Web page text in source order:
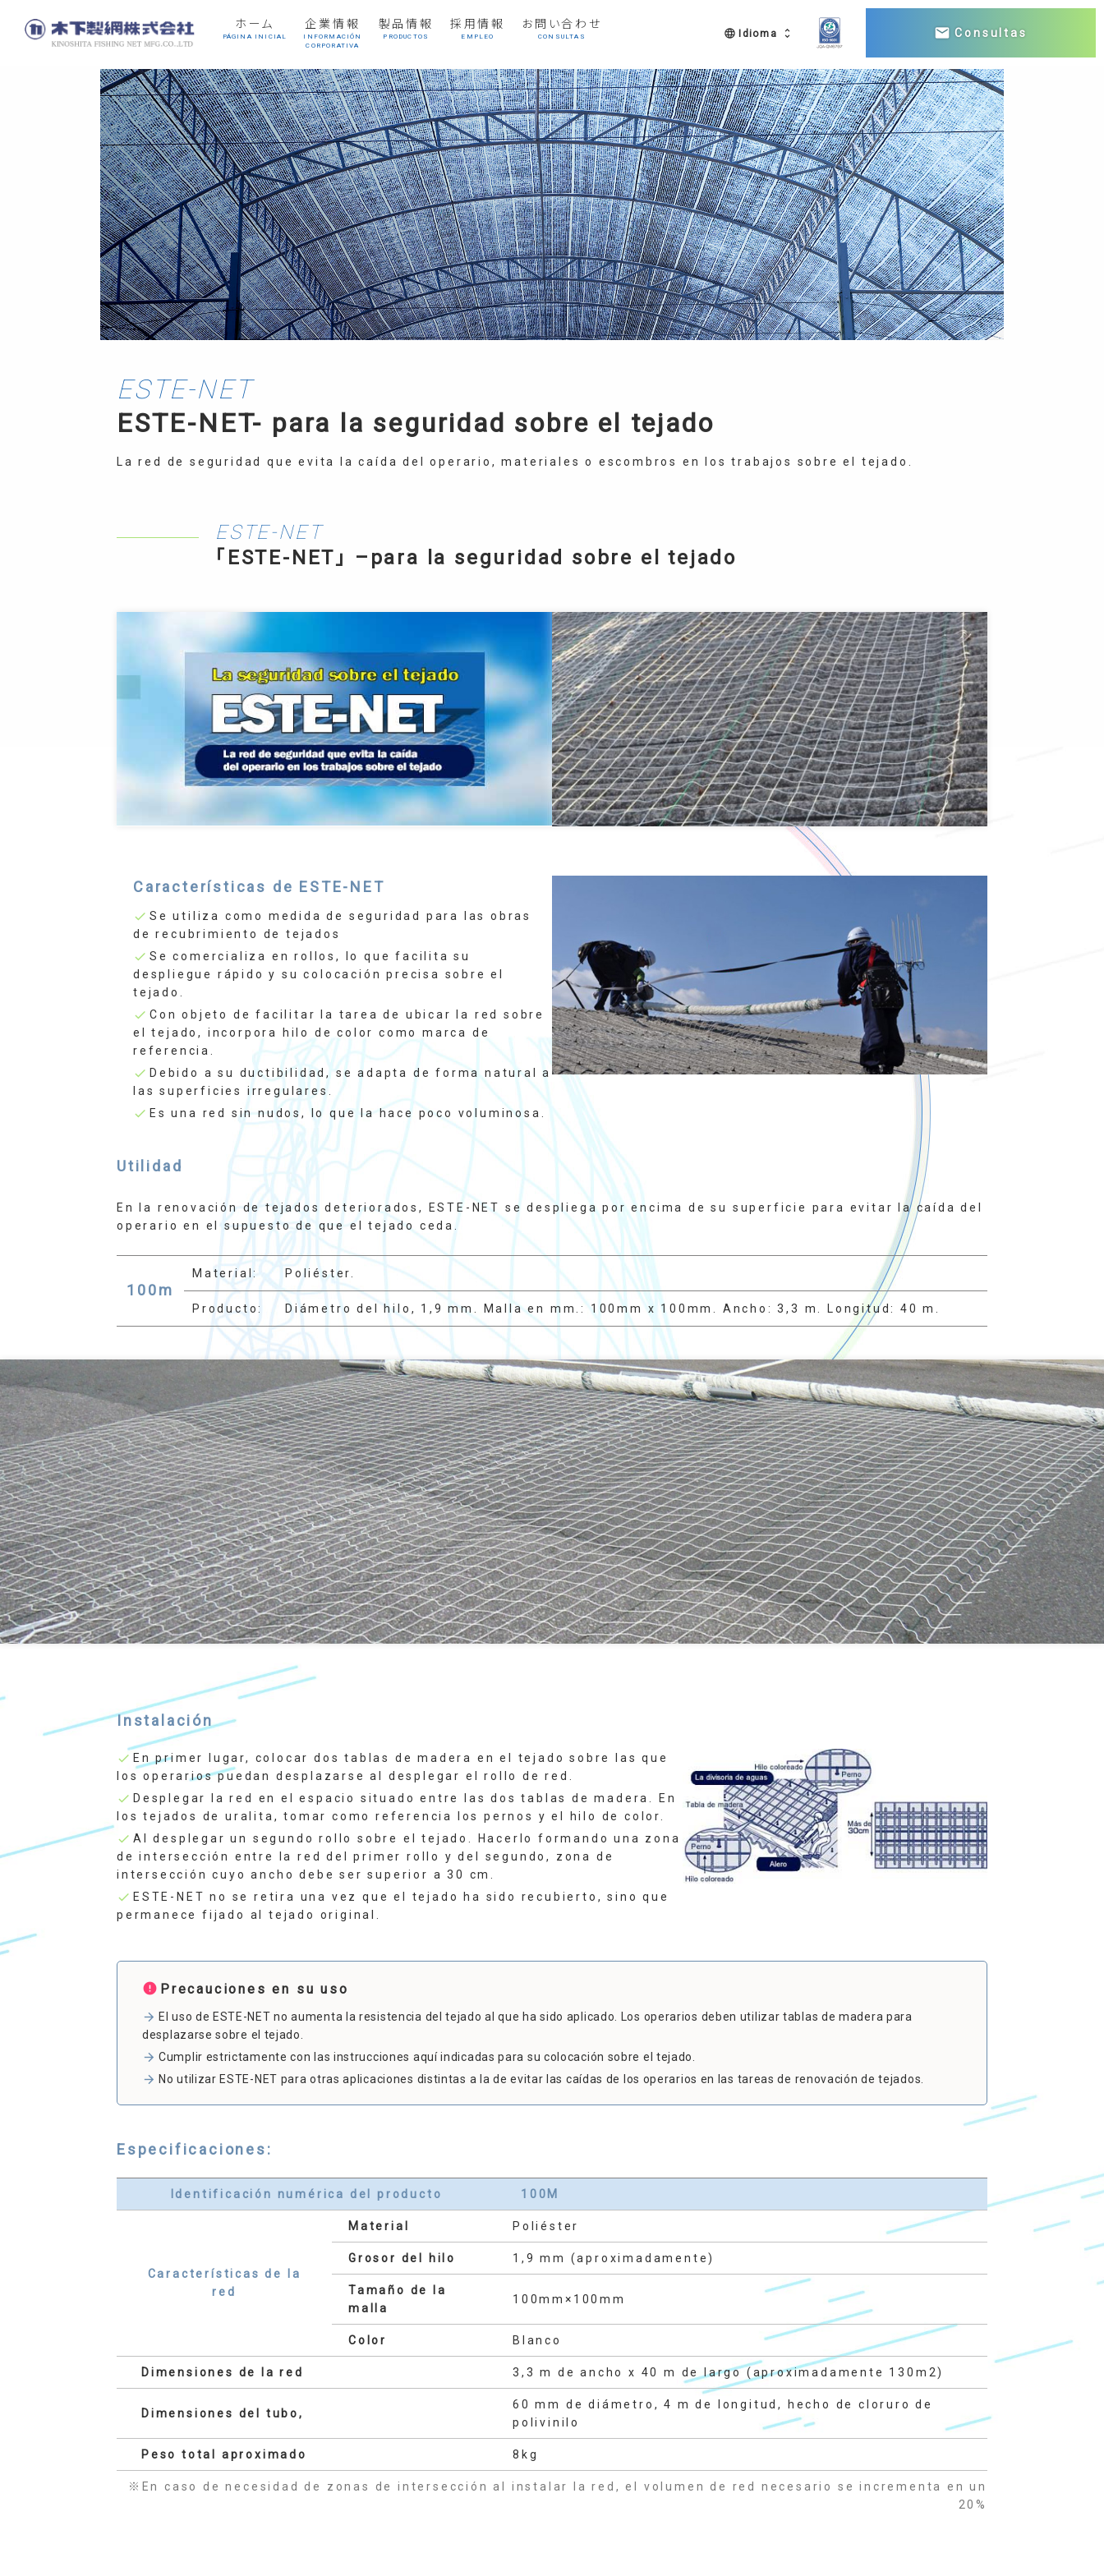
ホーム
PÁGINA INICIAL
企業情報
INFORMACIÓN
CORPORATIVA
製品情報
PRODUCTOS
採用情報
EMPLEO
お問い合わせ
CONSULTAS language Idioma unfold_more mail Consultas
ESTE-NET
ESTE-NET- para la seguridad sobre el tejado
La red de seguridad que evita la caída del operario, materiales o escombros en los trabajos sobre el tejado.
ESTE-NET
「ESTE-NET」 –para la seguridad sobre el tejado
Características de ESTE-NET
check Se utiliza como medida de seguridad para las obras
de recubrimiento de tejados
check Se comercializa en rollos, lo que facilita su
despliegue rápido y su colocación precisa sobre el
tejado.
check Con objeto de facilitar la tarea de ubicar la red sobre
el tejado, incorpora hilo de color como marca de
referencia.
check Debido a su ductibilidad, se adapta de forma natural a
las superficies irregulares.
check Es una red sin nudos, lo que la hace poco voluminosa.
Utilidad
En la renovación de tejados deteriorados, ESTE-NET se despliega por encima de su superficie para evitar la caída del
operario en el supuesto de que el tejado ceda.
100m
Material: Poliéster.
Producto: Diámetro del hilo, 1,9 mm. Malla en mm.: 100mm x 100mm. Ancho: 3,3 m. Longitud: 40 m.
Instalación
check En primer lugar, colocar dos tablas de madera en el tejado sobre las que
los operarios puedan desplazarse al desplegar el rollo de red.
check Desplegar la red en el espacio situado entre las dos tablas de madera. En
los tejados de uralita, tomar como referencia los pernos y el hilo de color.
check Al desplegar un segundo rollo sobre el tejado. Hacerlo formando una zona
de intersección entre la red del primer rollo y del segundo, zona de
intersección cuyo ancho debe ser superior a 30 cm.
check ESTE-NET no se retira una vez que el tejado ha sido recubierto, sino que
permanece fijado al tejado original.
error Precauciones en su uso
arrow_forward El uso de ESTE-NET no aumenta la resistencia del tejado al que ha sido aplicado. Los operarios deben utilizar tablas de madera para
desplazarse sobre el tejado.
arrow_forward Cumplir estrictamente con las instrucciones aquí indicadas para su colocación sobre el tejado.
arrow_forward No utilizar ESTE-NET para otras aplicaciones distintas a la de evitar las caídas de los operarios en las tareas de renovación de tejados.
Especificaciones:
Identificación numérica del producto 100M
Características de la
red
Material Poliéster
Grosor del hilo 1,9 mm (aproximadamente)
Tamaño de la
malla
100mm×100mm
Color Blanco
Dimensiones de la red 3,3 m de ancho x 40 m de largo (aproximadamente 130m2)
Dimensiones del tubo,
60 mm de diámetro, 4 m de longitud, hecho de cloruro de
polivinilo
Peso total aproximado 8kg
※En caso de necesidad de zonas de intersección al instalar la red, el volumen de red necesario se incrementa en un
20%